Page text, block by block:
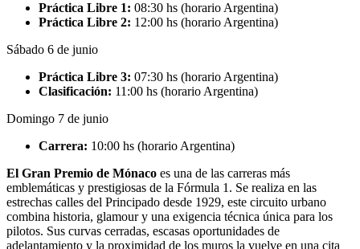
Práctica Libre 1: 08:30 hs (horario Argentina)
Práctica Libre 2: 12:00 hs (horario Argentina)
Sábado 6 de junio
Práctica Libre 3: 07:30 hs (horario Argentina)
Clasificación: 11:00 hs (horario Argentina)
Domingo 7 de junio
Carrera: 10:00 hs (horario Argentina)
El Gran Premio de Mónaco es una de las carreras más
emblemáticas y prestigiosas de la Fórmula 1. Se realiza en las
estrechas calles del Principado desde 1929, este circuito urbano
combina historia, glamour y una exigencia técnica única para los
pilotos. Sus curvas cerradas, escasas oportunidades de
adelantamiento y la proximidad de los muros la vuelve en una cita